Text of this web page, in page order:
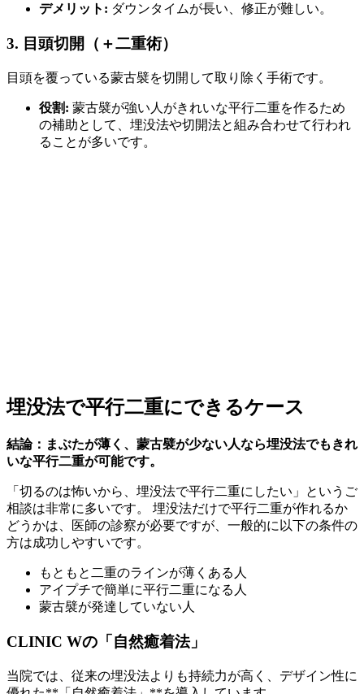
デメリット: ダウンタイムが長い、修正が難しい。
3. 目頭切開（＋二重術）
目頭を覆っている蒙古襞を切開して取り除く手術です。
役割: 蒙古襞が強い人がきれいな平行二重を作るため
の補助として、埋没法や切開法と組み合わせて行われ
ることが多いです。
埋没法で平行二重にできるケース
結論：まぶたが薄く、蒙古襞が少ない人なら埋没法でもきれ
いな平行二重が可能です。
「切るのは怖いから、埋没法で平行二重にしたい」というご
相談は非常に多いです。 埋没法だけで平行二重が作れるか
どうかは、医師の診察が必要ですが、一般的に以下の条件の
方は成功しやすいです。
もともと二重のラインが薄くある人
アイプチで簡単に平行二重になる人
蒙古襞が発達していない人
CLINIC Wの「自然癒着法」
当院では、従来の埋没法よりも持続力が高く、デザイン性に